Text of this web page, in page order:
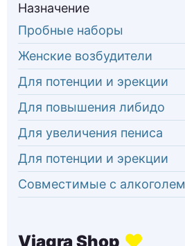
Назначение
Пробные наборы
Женские возбудители
Для потенции и эрекции
Для повышения либидо
Для увеличения пениса
Для потенции и эрекции
Совместимые с алкоголем